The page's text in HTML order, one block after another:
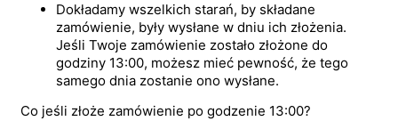
Dokładamy wszelkich starań, by składane
zamówienie, były wysłane w dniu ich złożenia.
Jeśli Twoje zamówienie zostało złożone do
godziny 13:00, możesz mieć pewność, że tego
samego dnia zostanie ono wysłane.
Co jeśli złoże zamówienie po godzenie 13:00?